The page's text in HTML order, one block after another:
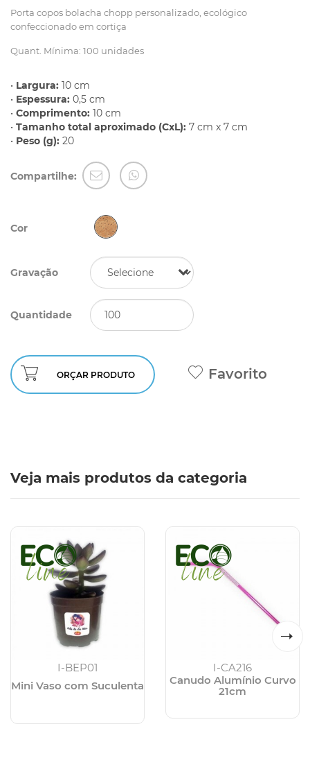
Porta copos bolacha chopp personalizado, ecológico
confeccionado em cortiça
Quant. Mínima: 100 unidades
• Largura: 10 cm
• Espessura: 0,5 cm
• Comprimento: 10 cm
• Tamanho total aproximado (CxL): 7 cm x 7 cm
• Peso (g): 20
Compartilhe:
Cor
Gravação
Quantidade
ORÇAR PRODUTO Favorito
Veja mais produtos da categoria
I-BEP01
Mini Vaso com Suculenta
I-CA216
Canudo Alumínio Curvo
21cm